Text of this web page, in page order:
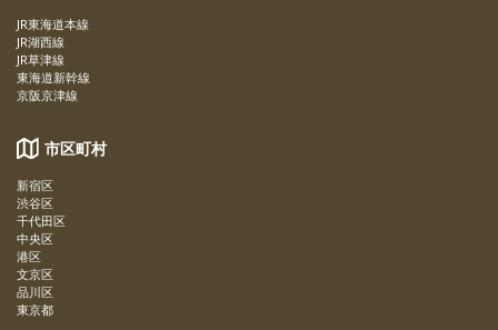
JR東海道本線
JR湖西線
JR草津線
東海道新幹線
京阪京津線
市区町村
新宿区
渋谷区
千代田区
中央区
港区
文京区
品川区
東京都